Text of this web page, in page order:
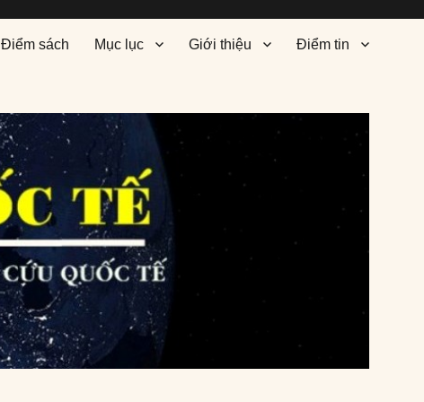
Điểm sách Mục lục Giới thiệu Điểm tin